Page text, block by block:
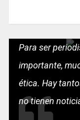
Para ser
importante,
ética. Hay
no tienen